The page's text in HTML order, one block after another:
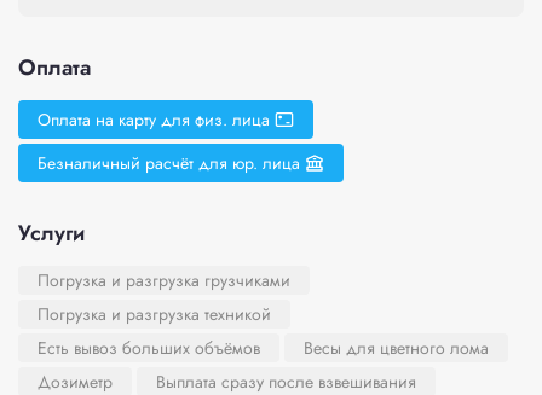
Оплата
Оплата на карту для физ. лица
Безналичный расчёт для юр. лица
Услуги
Погрузка и разгрузка грузчиками
Погрузка и разгрузка техникой
Есть вывоз больших объёмов
Весы для цветного лома
Дозиметр
Выплата сразу после взвешивания